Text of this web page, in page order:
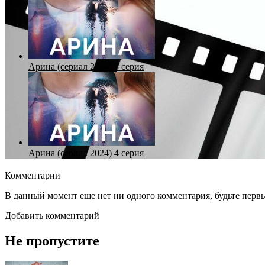
Арина (сериал 2024) 3 серия
Арина (сериал 2024) 4 серия
Комментарии
В данный момент еще нет ни одного комментария, будьте
Добавить комментарий
Не пропустите